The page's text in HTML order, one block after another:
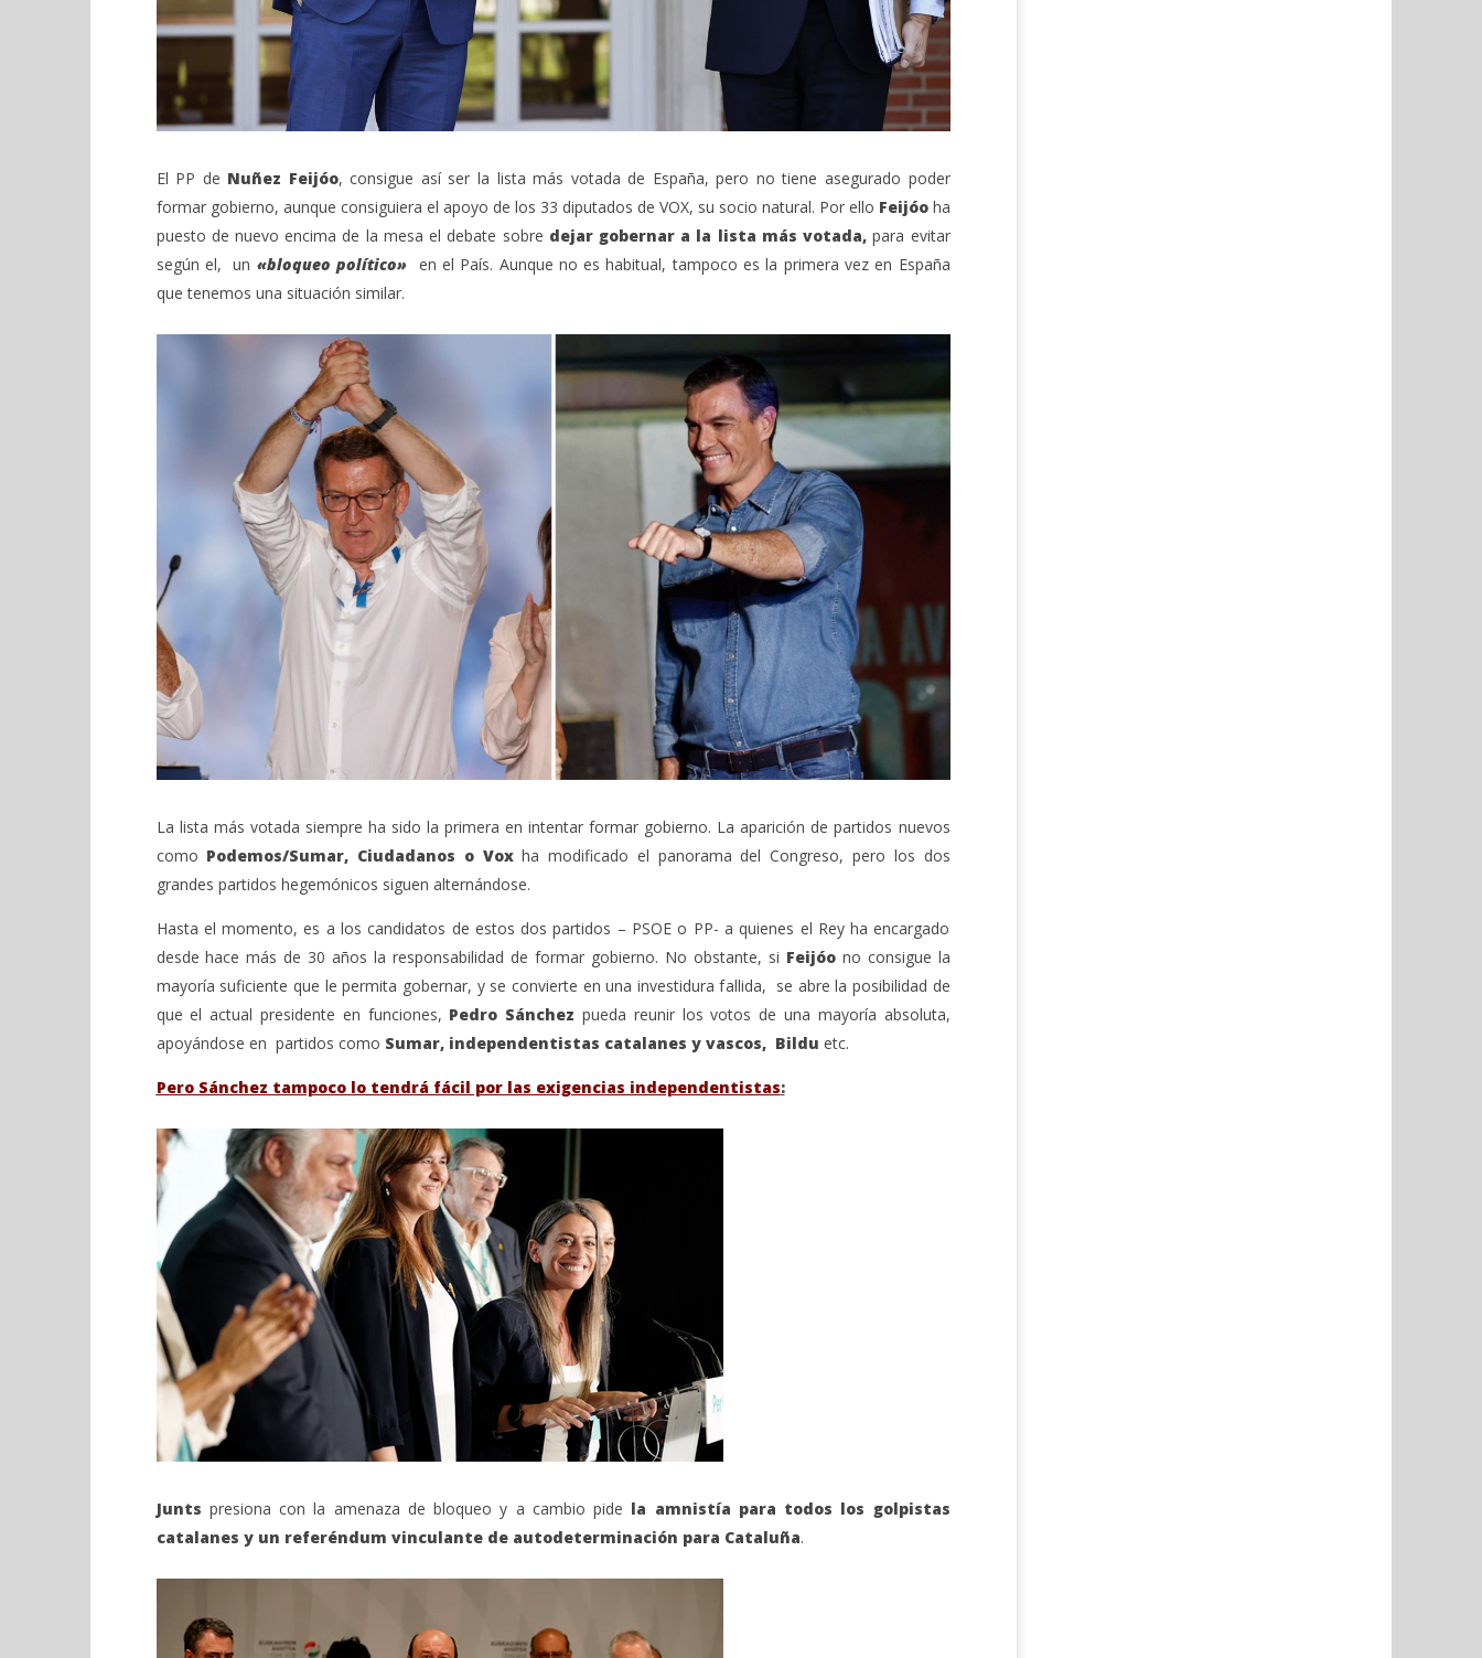
El PP de Nuñez Feijóo, consigue así ser la lista más votada de España, pero no tiene asegurado poder
formar gobierno, aunque consiguiera el apoyo de los 33 diputados de VOX, su socio natural. Por ello Feijóoha
puesto de nuevo encima de la mesa el debate sobre dejar gobernar a la lista más votada, para evitar
según el, un «bloqueo político» en el País. Aunque no es habitual, tampoco es la primera vez en España
que tenemos una situación similar.
La lista más votada siempre ha sido la primera en intentar formar gobierno. La aparición de partidos nuevos
como Podemos/Sumar, Ciudadanos o Voxha modificado el panorama del Congreso, pero los dos
grandes partidos hegemónicos siguen alternándose.
Hasta el momento, es a los candidatos de estos dos partidos – PSOE o PP- a quienes el Rey ha encargado
desde hace más de 30 años la responsabilidad de formar gobierno. No obstante, si Feijóono consigue la
mayoría suficiente que le permita gobernar, y se convierte en una investidura fallida, se abre la posibilidad de
que el actual presidente en funciones, Pedro Sánchez pueda reunir los votos de una mayoría absoluta,
apoyándose en partidos como Sumar, independentistas catalanes y vascos, Bildu etc.
Pero Sánchez tampoco lo tendrá fácil por las exigencias independentistas:
Junts presiona con la amenaza de bloqueo y a cambio pide la amnistía para todos los golpistas
catalanes y un referéndum vinculante de autodeterminación para Cataluña.